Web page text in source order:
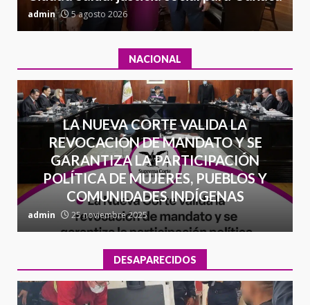
admin 5 agosto 2026
NACIONAL
LA NUEVA CORTE VALIDA LA
REVOCACIÓN DE MANDATO Y SE
GARANTIZA LA PARTICIPACIÓN
POLÍTICA DE MUJERES, PUEBLOS Y
COMUNIDADES INDÍGENAS
admin 25 noviembre 2025
DESAPARECIDOS